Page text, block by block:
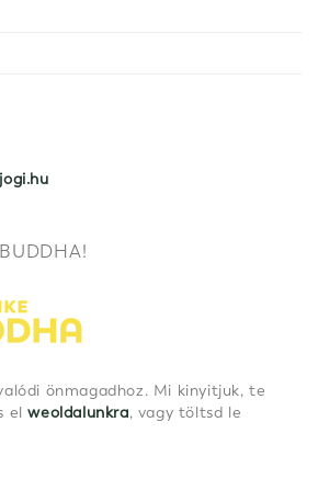
önmagadhoz. Mi kinyitjuk, te
elweoldalunkra, vagy töltsd le